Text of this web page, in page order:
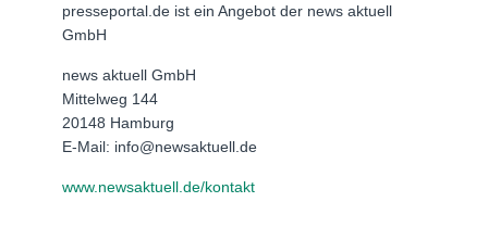
presseportal.de ist ein Angebot der news aktuell
GmbH
news aktuell GmbH
Mittelweg 144
20148 Hamburg
E-Mail: info@newsaktuell.de
www.newsaktuell.de/kontakt